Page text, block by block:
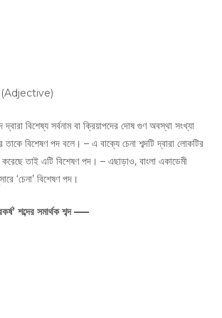
(Adjective)
দ্বারা বিশেষ্য সর্বনাম বা ক্রিয়াপদের দোষ গুণ অবস্থা সংখ্যা
তাকে বিশেষণ পদ বলে। – এ বাক্যে চেনা শব্দটি দ্বারা লোকটির
তাই এটি বিশেষণ পদ। – এছাড়াও, বাংলা একাডেমী
‘চেনা’ বিশেষণ পদ।
শব্দের সমার্থক শব্দ —–